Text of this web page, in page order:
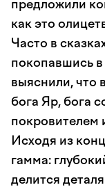
предложили
как это
Часто в
покопавшись
выяснили, что
бога Яр, бога
покровителем
Исходя из
гамма:
делится